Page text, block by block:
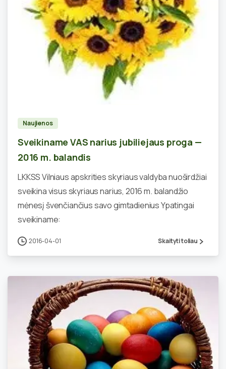
Naujienos
Sveikiname VAS narius jubiliejaus proga —
2016 m. balandis
LKKSS Vilniaus apskrities skyriaus valdyba nuoširdžiai
sveikina visus skyriaus narius, 2016 m. balandžio
mėnesį švenčiančius savo gimtadienius Ypatingai
sveikiname:
2016-04-01 Skaityti toliau